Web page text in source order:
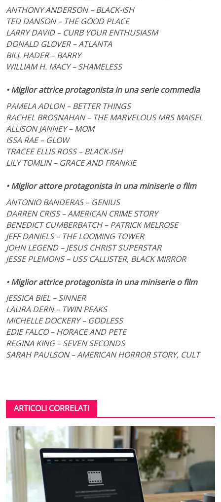
ANTHONY ANDERSON – BLACK-ISH
TED DANSON – THE GOOD PLACE
LARRY DAVID – CURB YOUR ENTHUSIASM
DONALD GLOVER – ATLANTA
BILL HADER – BARRY
WILLIAM H. MACY – SHAMELESS
• Miglior attrice protagonista in una serie commedia
PAMELA ADLON – BETTER THINGS
RACHEL BROSNAHAN – THE MARVELOUS MRS MAISEL
ALLISON JANNEY – MOM
ISSA RAE – GLOW
TRACEE ELLIS ROSS – BLACK-ISH
LILY TOMLIN – GRACE AND FRANKIE
• Miglior attore protagonista in una miniserie o film
ANTONIO BANDERAS – GENIUS
DARREN CRISS – AMERICAN CRIME STORY
BENEDICT CUMBERBATCH – PATRICK MELROSE
JEFF DANIELS – THE LOOMING TOWER
JOHN LEGEND – JESUS CHRIST SUPERSTAR
JESSE PLEMONS – USS CALLISTER, BLACK MIRROR
• Miglior attrice protagonista in una miniserie o film
JESSICA BIEL – SINNER
LAURA DERN – TWIN PEAKS
MICHELLE DOCKERY – GODLESS
EDIE FALCO – HORACE AND PETE
REGINA KING – SEVEN SECONDS
SARAH PAULSON – AMERICAN HORROR STORY, CULT
ARTICOLI CORRELATI